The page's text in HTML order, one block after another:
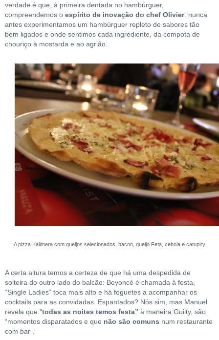
verdade é que, à primeira dentada no hambúrguer,
compreendemos o espírito de inovação do chef Olivier: nunca
antes experimentamos um hambúrguer repleto de sabores tão
bem ligados e onde sentimos cada ingrediente, da compota de
chouriço à mostarda e ao agrião.
A pizza Kalimera com queijos selecionados, bacon, queijo Feta, cebola e catupiry
A certa altura temos a certeza de que há uma despedida de
solteira do outro lado do balcão: Beyoncé é chamada à festa,
“Single Ladies” toca mais alto e há foguetes a acompanhar os
cocktails para as convidadas. Espantados? Nós sim, mas Manuel
revela que “todas as noites temos festa” à maneira Guilty, são
“momentos disparatados e que não são comuns num restaurante
com bar”.